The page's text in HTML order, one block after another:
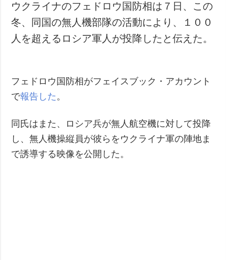
ウクライナのフェドロウ国防相は７日、この
冬、同国の無人機部隊の活動により、１００
人を超えるロシア軍人が投降したと伝えた。
フェドロウ国防相がフェイスブック・アカウント
で報告した。
同氏はまた、ロシア兵が無人航空機に対して投降
し、無人機操縦員が彼らをウクライナ軍の陣地ま
で誘導する映像を公開した。